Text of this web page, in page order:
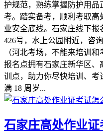
护规范，熟练掌握防护用品
考。踏实备考，顺利考取
业安全底线。石家庄线下
426号，水上公园附近，咨
（河北考场，不能来培训
报名点拥有石家庄新华区、
训点，助力你尽快培训、
满 18 周岁...
石家庄高处作业